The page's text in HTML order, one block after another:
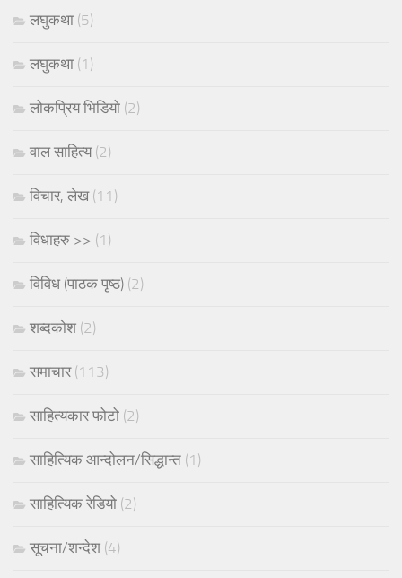
लघुकथा (5)
लघुकथा (1)
लोकप्रिय भिडियो (2)
वाल साहित्य(2)
विचार, लेख(11)
विधाहरु >> (1)
विविध (पाठक पृष्ठ) (2)
शब्दकोश (2)
समाचार(113)
साहित्यकार फोटो (2)
साहित्यिक आन्दोलन/सिद्धान्त (1)
साहित्यिक रेडियो (2)
सूचना/शन्देश (4)